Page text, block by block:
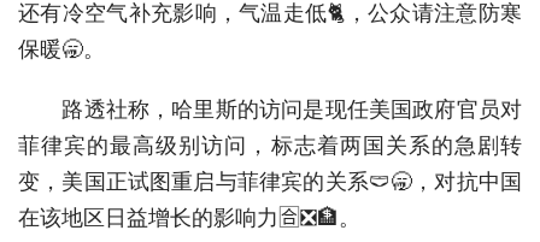
还有冷空气补充影响，气温走低🐈，公众请注意防寒
保暖🥱。
路透社称，哈里斯的访问是现任美国政府官员对
菲律宾的最高级别访问，标志着两国关系的急剧转
变，美国正试图重启与菲律宾的关系🩲🥱，对抗中国
在该地区日益增长的影响力🈴❎🏦。